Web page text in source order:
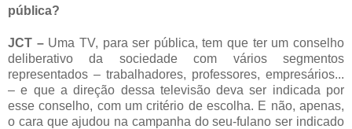
pública?
JCT – Uma TV, para ser pública, tem que ter um conselho
deliberativo da sociedade com vários segmentos
representados – trabalhadores, professores, empresários...
– e que a direção dessa televisão deva ser indicada por
esse conselho, com um critério de escolha. E não, apenas,
o cara que ajudou na campanha do seu-fulano ser indicado